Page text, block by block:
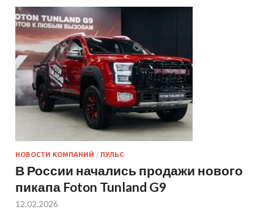
НОВОСТИ КОМПАНИЙ / ПУЛЬС
В России начались продажи нового
пикапа Foton Tunland G9
12.02.2026